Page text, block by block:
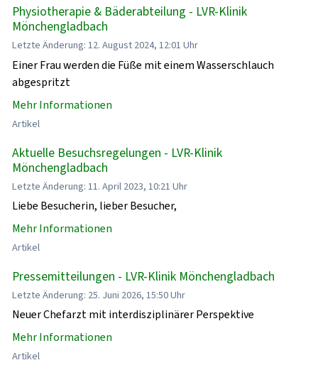
Physiotherapie & Bäderabteilung - LVR-Klinik
Mönchengladbach
Letzte Änderung: 12. August 2024, 12:01 Uhr
Einer Frau werden die Füße mit einem Wasserschlauch
abgespritzt
Mehr Informationen
Artikel
Aktuelle Besuchsregelungen - LVR-Klinik
Mönchengladbach
Letzte Änderung: 11. April 2023, 10:21 Uhr
Liebe Besucherin, lieber Besucher,
Mehr Informationen
Artikel
Pressemitteilungen - LVR-Klinik Mönchengladbach
Letzte Änderung: 25. Juni 2026, 15:50 Uhr
Neuer Chefarzt mit interdisziplinärer Perspektive
Mehr Informationen
Artikel